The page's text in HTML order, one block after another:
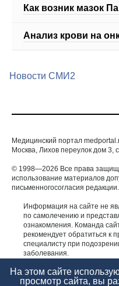
Как возник мазок
Анализ крови на
Новости СМИ2
Медицинский портал
Москва, Лихов переулок дом 3,
© 1998—2026 Все права
использование материалов
письменногосогласия редакции.
Информация на сайте не
по самолечению и
ознакомления. Команда
рекомендует обратиться к
специалисту при
заболевания.
КОНСУЛЬТАЦИЯ
На этом сайте
просмотр сайта, вы